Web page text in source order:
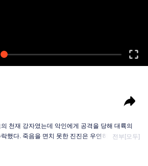
천재 강자였는데 악인에게 공격을 당해 대륙의
했다. 죽음을 면치 못한 진진은 우연히 신비한 고
전부[모두]